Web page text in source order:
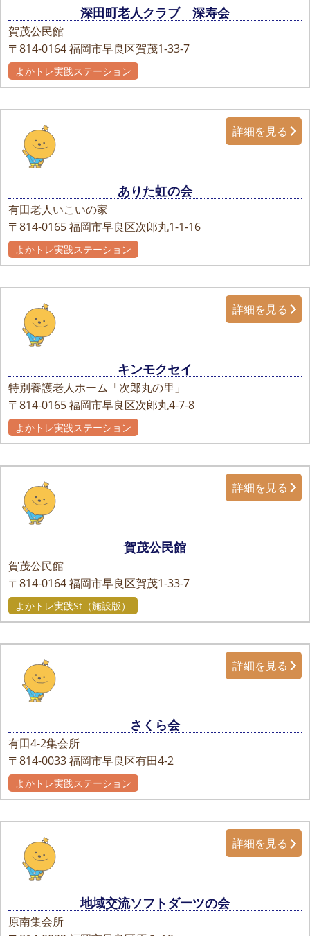
深田町老人クラブ 深寿会
賀茂公民館
〒814-0164福岡市早良区賀茂1-33-7
よかトレ実践ステーション
ありた虹の会
有田老人いこいの家
〒814-0165福岡市早良区次郎丸1-1-16
詳細を見る
よかトレ実践ステーション
キンモクセイ
特別養護老人ホーム「次郎丸の里」
〒814-0165福岡市早良区次郎丸4-7-8
詳細を見る
よかトレ実践ステーション
賀茂公民館
賀茂公民館
〒814-0164福岡市早良区賀茂1-33-7
詳細を見る
よかトレ実践St（施設版）
さくら会
有田4-2集会所
〒814-0033福岡市早良区有田4-2
詳細を見る
よかトレ実践ステーション
地域交流ソフトダーツの会
原南集会所
詳細を見る